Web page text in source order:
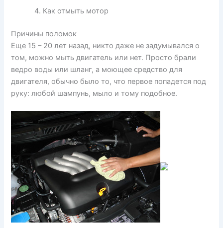
Как отмыть мотор
Причины поломок
Еще 15 – 20 лет назад, никто даже не задумывался о
том, можно мыть двигатель или нет. Просто брали
ведро воды или шланг, а моющее средство для
двигателя, обычно было то, что первое попадется под
руку: любой шампунь, мыло и тому подобное.